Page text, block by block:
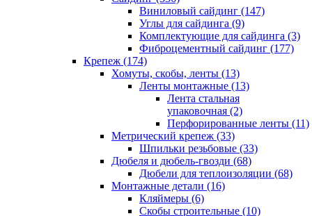
Виниловый сайдинг (147)
Углы для сайдинга (9)
Комплектующие для сайдинга (3)
Фиброцементный сайдинг (177)
Крепеж (174)
Хомуты, скобы, ленты (13)
Ленты монтажные (13)
Лента стальная
упаковочная (2)
Перфорированные ленты (11)
Метрический крепеж (33)
Шпильки резьбовые (33)
Дюбеля и дюбель-гвозди (68)
Дюбели для теплоизоляции (68)
Монтажные детали (16)
Кляймеры (6)
Скобы строительные (10)